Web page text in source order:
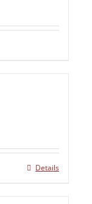
Details